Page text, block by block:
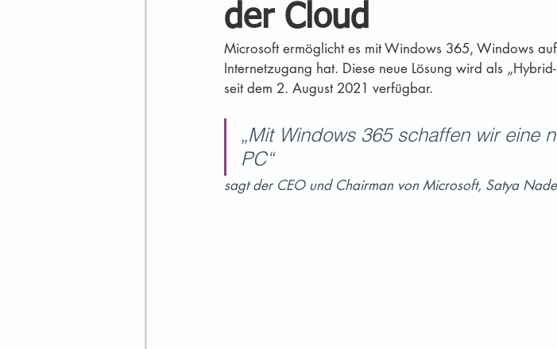
der Cloud
Microsoft ermöglicht es mit Windows 365, Windows
Internetzugang hat. Diese neue Lösung wird als
seit dem 2. August 2021 verfügbar.
„Mit Windows 365 schaffen wir eine
PC“
sagt der CEO und Chairman von Microsoft, Satya